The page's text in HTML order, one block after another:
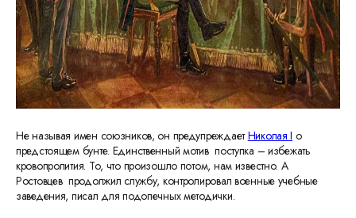
Не называя имен союзников, он предупреждаетНиколая I о
предстоящем бунте. Единственный мотив поступка – избежать
кровопролития. То, что произошло потом, нам известно. А
Ростовцев продолжил службу, контролировал военные учебные
заведения, писал для подопечных методички.